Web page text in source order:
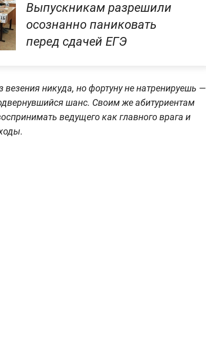
Выпускникам разрешили
осознанно паниковать
перед сдачей ЕГЭ
везения никуда, но фортуну не натренируешь —
шанс. Своим же абитуриентам
ведущего как главного врага и